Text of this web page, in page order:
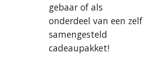
gebaar of als
onderdeel van een zelf
samengesteld
cadeaupakket!